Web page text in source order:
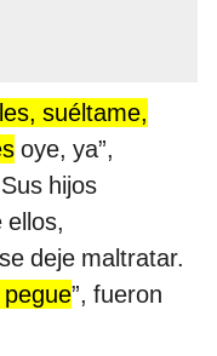
suéltame,
oye, ya”,
hijos
ellos,
deje maltratar.
”, fueron